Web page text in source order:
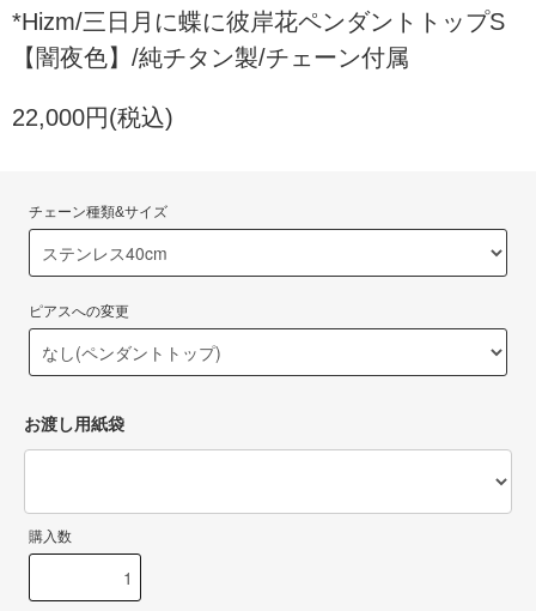
*Hizm/三日月に蝶に彼岸花ペンダントトップS
【闇夜色】/純チタン製/チェーン付属
22,000円(税込)
チェーン種類&サイズ
ピアスへの変更
お渡し用紙袋
購入数